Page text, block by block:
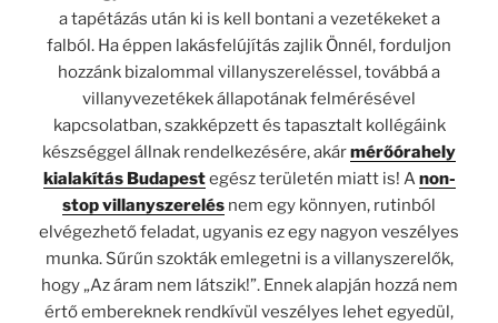
a tapétázás után ki is kell bontani a vezetékeket a
falból. Ha éppen lakásfelújítás zajlik Önnél, forduljon
hozzánk bizalommal villanyszereléssel, továbbá a
villanyvezetékek állapotának felmérésével
kapcsolatban, szakképzett és tapasztalt kollégáink
készséggel állnak rendelkezésére, akármérőórahely
kialakítás Budapestegész területén miatt is! Anon-
stop villanyszerelés nem egy könnyen, rutinból
elvégezhető feladat, ugyanis ez egy nagyon veszélyes
munka. Sűrűn szokták emlegetni is a villanyszerelők,
hogy „Az áram nem látszik!”. Ennek alapján hozzá nem
értő embereknek rendkívül veszélyes lehet egyedül,